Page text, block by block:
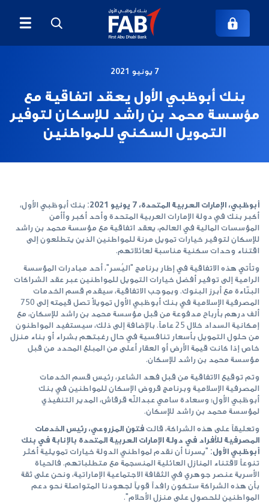
7 يونيو 2021
بنك أبوظبي الأول يعقد اتفاقية مع
مؤسسة محمد بن راشد للإسكان لتوفير
التمويل السكني للمواطنين
أبوظبي، الإمارات العربية المتحدة، 7 يونيو 2021:
بنك أبوظبي الأول،
أكبر بنك في دولة الإمارات العربية المتحدة وأحد أكبر وأأمن
المؤسسات المالية في العالم، يعقد اتفاقية مع مؤسسة محمد بن راشد
للإسكان لتوفير خيارات تمويل مرنة للمواطنين الذين يتطلعون إلى
اقتناء وحدات سكنية مناسبة لعائلاتهم.
وتأتي هذه الاتفاقية في إطار برنامج "اليُسر"، أحد مبادرات المؤسسة
الرامية إلى توفير أفضل خيارات التمويل للمواطنين عبر عقد الشراكات
البنّاءة مع أبرز البنوك. وبموجب الاتفاقية، سيقدم قسم الخدمات
المصرفية الإسلامية في بنك أبوظبي الأول تمويلاً تصل قيمته إلى 750
ألف درهم بأرباح مدفوعة من قبل مؤسسة محمد بن راشد للإسكان، مع
إمكانية السداد خلال 25 عاماً. بالإضافة إلى ذلك، سيستفيد المواطنون
من حلول التمويل بأسعار تنافسية في حال رغبتهم بشراء أو بناء منزل
خاص إذا كانت قيمة الأرض أو العقار أعلى من المبلغ المحدد من قبل
مؤسسة محمد بن راشد للإسكان.
وتم توقيع الاتفاقية من قبل فهد الشاعر، رئيس قسم الخدمات
المصرفية الإسلامية وبرنامج قروض الإسكان للمواطنين في بنك
أبوظبي الأول؛ وسعادة سامي عبدالله قرقاش، المدير التنفيذي
لمؤسسة محمد بن راشد للإسكان.
وتعليقاً على هذه الشراكة، قالتفتون المزروعي، رئيس الخدمات
المصرفية للأفراد في دولة الإمارات العربية المتحدة بالإنابة في بنك
أبوظبي الأول: "يسرنا أن نقدم لمواطني الدولة خيارات تمويلية أكثر
تنوعاً لاقتناء المنازل العائلية المنسجمة مع متطلباتهم. فالحياة
الأسرية عنصر جوهري في الثقافة الاجتماعية الإماراتية، ونحن على ثقة
بأن هذه الشراكة ستكون رافداً قوياً لجهودنا المتواصلة نحو دعم
المواطنين للحصول على منزل الأحلام".